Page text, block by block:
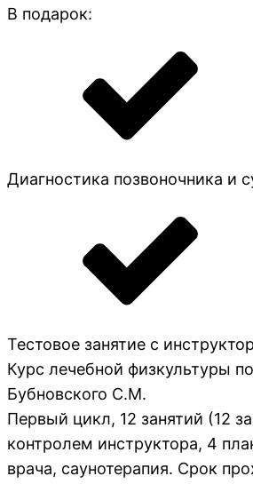
В подарок:
Диагностика позвоночника и
Тестовое занятие с
Курс лечебной физкультуры
Бубновского С.М.
Первый цикл, 12 занятий (12
контролем инструктора, 4
врача, саунотерапия. Срок